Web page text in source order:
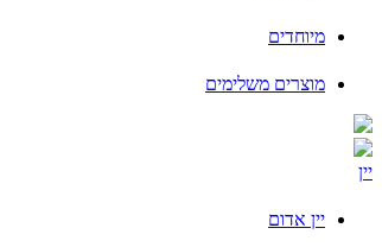
מיוחדים
מוצרים משלימים
יין
יין אדום